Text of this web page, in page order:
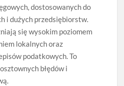
dostosowanych do
i dużych przedsiębiorstw.
się wysokim poziomem
lokalnych oraz
podatkowych. To
błędów i